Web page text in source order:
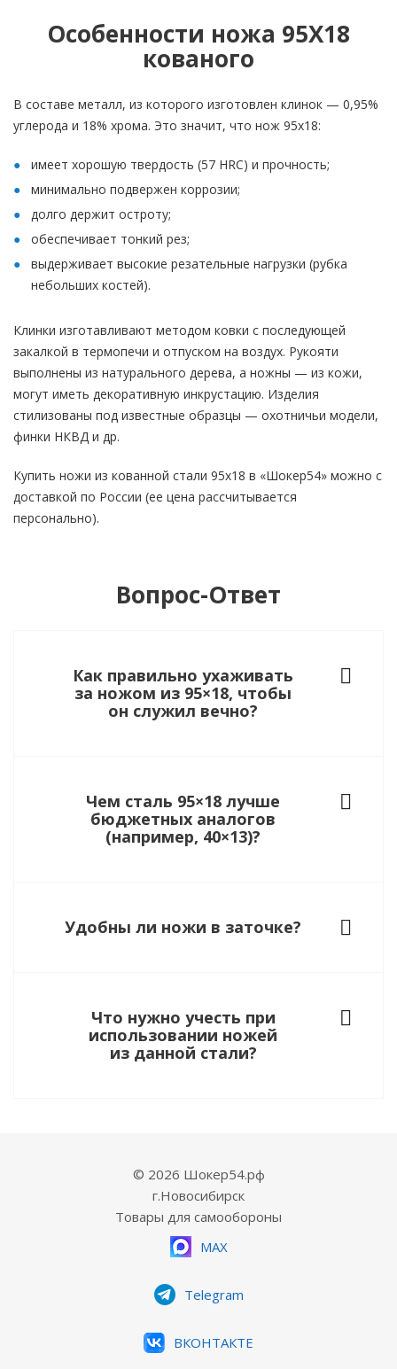
Особенности ножа 95Х18
кованого
В составе металл, из которого изготовлен клинок — 0,95%
углерода и 18% хрома. Это значит, что нож 95х18:
имеет хорошую твердость (57 HRC) и прочность;
минимально подвержен коррозии;
долго держит остроту;
обеспечивает тонкий рез;
выдерживает высокие резательные нагрузки (рубка
небольших костей).
Клинки изготавливают методом ковки с последующей
закалкой в термопечи и отпуском на воздух. Рукояти
выполнены из натурального дерева, а ножны — из кожи,
могут иметь декоративную инкрустацию. Изделия
стилизованы под известные образцы — охотничьи модели,
финки НКВД и др.
Купить ножи из кованной стали 95х18 в «Шокер54» можно с
доставкой по России (ее цена рассчитывается
персонально).
Вопрос-Ответ
Как правильно ухаживать
за ножом из 95×18, чтобы
он служил вечно?
Чем сталь 95×18 лучше
бюджетных аналогов
(например, 40×13)?
Удобны ли ножи в заточке?
Что нужно учесть при
использовании ножей
из данной стали?
© 2026 Шокер54.рф
г.Новосибирск
Товары для самообороны
MAX
Telegram
ВКОНТАКТЕ